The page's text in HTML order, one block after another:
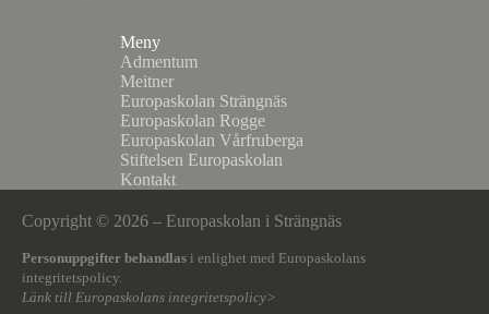
Meny
Admentum
Meitner
Europaskolan Strängnäs
Europaskolan Rogge
Europaskolan Vårfruberga
Stiftelsen Europaskolan
Kontakt
Copyright © 2026 – Europaskolan i Strängnäs
Personuppgifter behandlas i enlighet med Europaskolans
integritetspolicy.
Länk till Europaskolans integritetspolicy>